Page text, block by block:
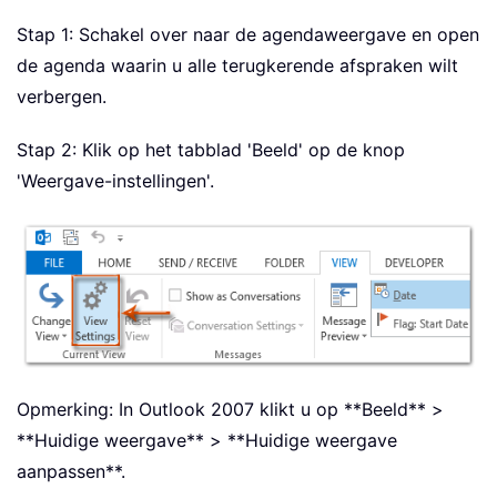
Stap 1: Schakel over naar de agendaweergave en open
de agenda waarin u alle terugkerende afspraken wilt
verbergen.
Stap 2: Klik op het tabblad 'Beeld' op de knop
'Weergave-instellingen'.
Opmerking: In Outlook 2007 klikt u op **Beeld** >
**Huidige weergave** > **Huidige weergave
aanpassen**.